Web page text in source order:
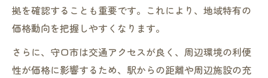
拠を確認することも重要です。これにより、地域特有の
価格動向を把握しやすくなります。
さらに、守口市は交通アクセスが良く、周辺環境の利便
性が価格に影響するため、駅からの距離や周辺施設の充